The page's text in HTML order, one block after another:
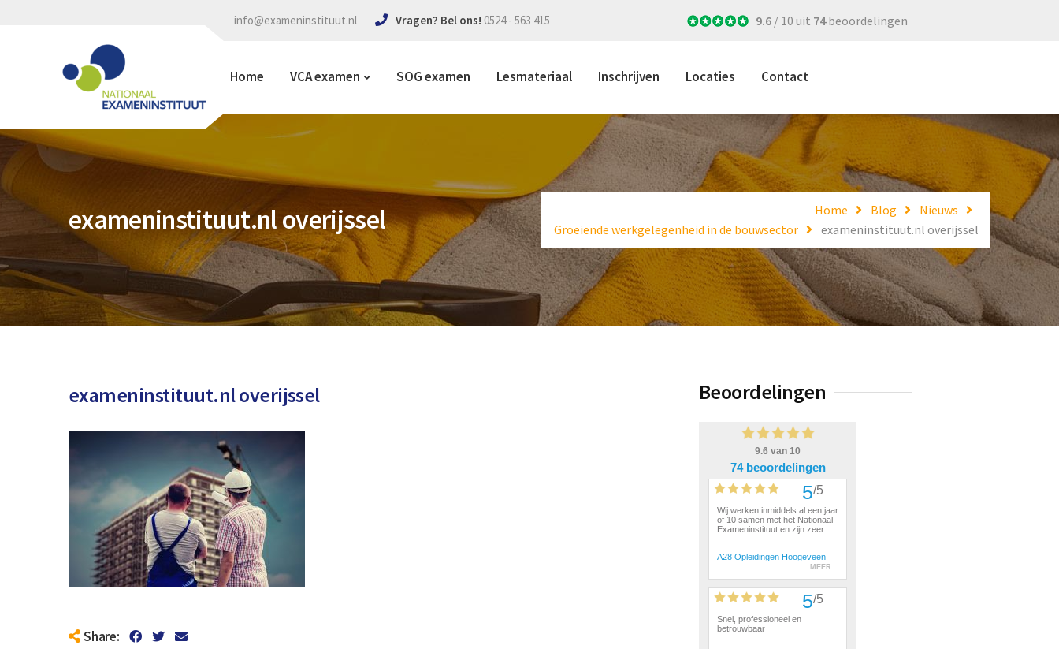
info@exameninstituut.nl Vragen? Bel ons! 0524 - 563 415 9.6 / 10 uit 74beoordelingen
Home VCA examen SOG examen Lesmateriaal Inschrijven Locaties Contact
exameninstituut.nl overijssel Home Blog
Nieuws
Groeiende werkgelegenheid in de bouwsector
exameninstituut.nl overijssel
exameninstituut.nl overijssel
Share:
Beoordelingen